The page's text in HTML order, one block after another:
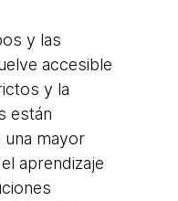
y las
accesible
y la
están
una mayor
aprendizaje